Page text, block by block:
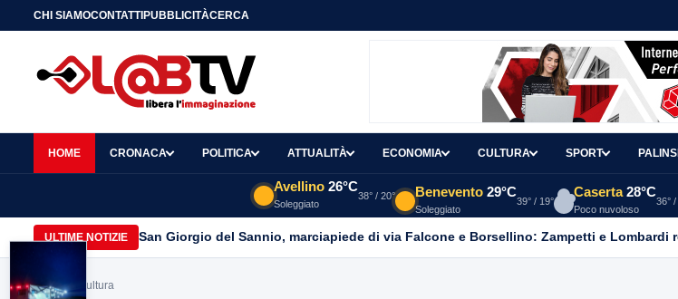
CHI SIAMOCONTATTIPUBBLICITÀCERCA
HOME CRONACA POLITICA ATTUALITÀ ECONOMIA CULTURA SPORT
Avellino 26°C
Soleggiato
38° / 20° Benevento 29°C
Soleggiato
39° / 19°
Caserta 28°C
Poco nuvoloso
36° /
ULTIME NOTIZIE San Giorgio del Sannio, marciapiede di via Falcone e Borsellino: Zampetti e Lombardi
Home> scultura